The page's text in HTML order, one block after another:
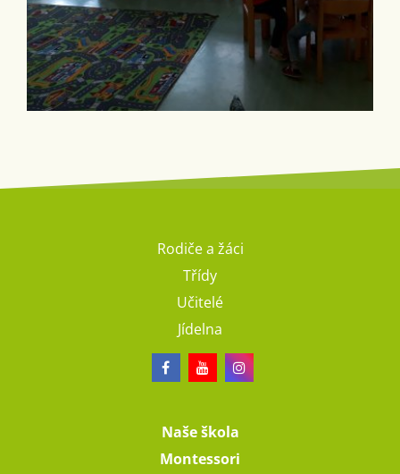
Rodiče a žáci
Třídy
Učitelé
Jídelna
Naše škola
Montessori